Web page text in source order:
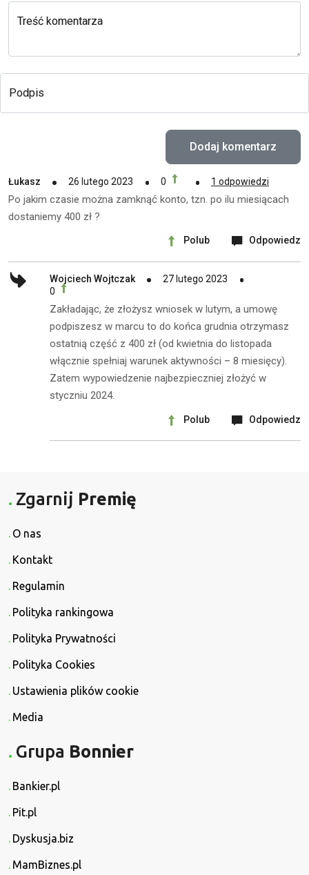
Treść komentarza
Podpis
Łukasz 26 lutego 2023 0 1 odpowiedzi
Po jakim czasie można zamknąć konto, tzn. po ilu miesiącach
dostaniemy 400 zł ?
Polub Odpowiedz
Wojciech Wojtczak
27 lutego 2023
0
Zakładając, że złożysz wniosek w lutym, a umowę
podpiszesz w marcu to do końca grudnia otrzymasz
ostatnią część z 400 zł (od kwietnia do listopada
włącznie spełniaj warunek aktywności – 8 miesięcy).
Zatem wypowiedzenie najbezpieczniej złożyć w
styczniu 2024.
Polub Odpowiedz
Zgarnij Premię
O nas
Kontakt
Regulamin
Polityka rankingowa
Polityka Prywatności
Polityka Cookies
Ustawienia plików cookie
Media
Grupa Bonnier
Bankier.pl
Pit.pl
Dyskusja.biz
MamBiznes.pl